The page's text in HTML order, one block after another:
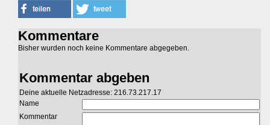
Kommentare
Bisher wurden noch keine Kommentare abgegeben.
Kommentar abgeben
Deine aktuelle Netzadresse: 216.73.217.17
Name
Kommentar